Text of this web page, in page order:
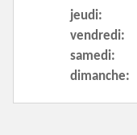
jeudi:
vendredi:
samedi:
dimanche: